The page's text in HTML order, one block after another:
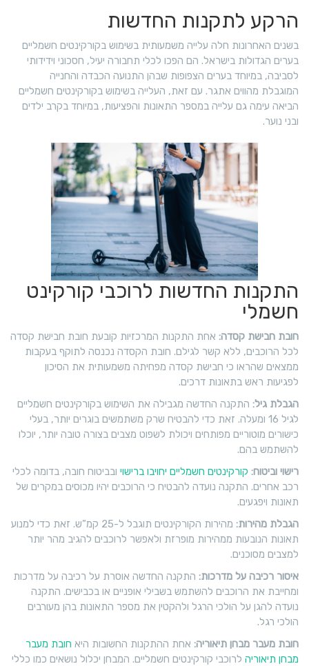
הרקע לתקנות החדשות
בשנים האחרונות חלה עלייה משמעותית בשימוש בקורקינטים חשמליים
בערים הגדולות בישראל. הם הפכו לכלי תחבורה יעיל, חסכוני וידידותי
לסביבה, במיוחד בערים הצפופות שבהן התנועה הכבדה והחנייה
המוגבלת מהווים אתגר. עם זאת, העלייה בשימוש בקורקינטים חשמליים
הביאה עימה גם עלייה במספר התאונות והפציעות, במיוחד בקרב ילדים
ובני נוער.
התקנות החדשות לרוכבי קורקינט
חשמלי
חובת חבישת קסדה: אחת התקנות המרכזיות קובעת חובת חבישת קסדה
לכל הרוכבים, ללא קשר לגילם. חובת הקסדה נכנסה לתוקף בעקבות
ממצאים שהראו כי חבישת קסדה מפחיתה משמעותית את הסיכון
לפגיעות ראש בתאונות דרכים.
הגבלת גיל: התקנה החדשה מגבילה את השימוש בקורקינטים חשמליים
לגיל 16 ומעלה. זאת כדי להבטיח שרק משתמשים בוגרים יותר, בעלי
כישורים מוטוריים מפותחים ויכולת לשפוט מצבים בצורה טובה יותר, יוכלו
להשתמש בהם.
רישוי וביטוח: קורקינטים חשמליים יחויבו ברישוי ובביטוח חובה, בדומה לכלי
רכב אחרים. התקנה נועדה להבטיח כי הרוכבים יהיו מכוסים במקרים של
תאונות ויפגעים.
הגבלת מהירות:
מהירות הקורקינטים תוגבל ל-25 קמ”ש. זאת כדי למנוע
תאונות הנובעות ממהירות מופרזת ולאפשר לרוכבים להגיב מהר יותר
למצבים מסוכנים.
איסור רכיבה על מדרכות: התקנה החדשה אוסרת על רכיבה על מדרכות
ומחייבת את הרוכבים להשתמש בשבילי אופניים או בכבישים. התקנה
נועדה להגן על הולכי הרגל ולהקטין את מספר התאונות בהן מעורבים
הולכי רגל.
חובת מעבר מבחן תיאוריה: אחת ההתקנות החשובות היא חובת מעבר
מבחן תיאוריה לרוכבי קורקינטים חשמליים. המבחן יכלול נושאים כמו כללי